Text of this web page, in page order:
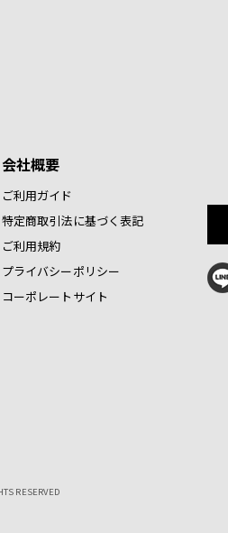
会社概要
ご利用ガイド
特定商取引法に基づく表記
ご利用規約
プライバシーポリシー
コーポレートサイト
RESERVED